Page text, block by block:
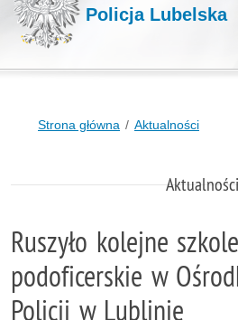
Policja Lubelska
Strona główna Aktualności
Aktualności
Ruszyło kolejne
podoficerskie w
Policji w Lublinie